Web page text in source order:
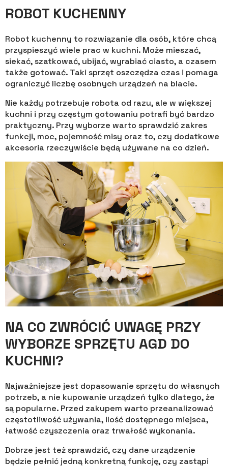
ROBOT KUCHENNY
Robot kuchenny to rozwiązanie dla osób, które chcą
przyspieszyć wiele prac w kuchni. Może mieszać,
siekać, szatkować, ubijać, wyrabiać ciasto, a czasem
także gotować. Taki sprzęt oszczędza czas i pomaga
ograniczyć liczbę osobnych urządzeń na blacie.
Nie każdy potrzebuje robota od razu, ale w większej
kuchni i przy częstym gotowaniu potrafi być bardzo
praktyczny. Przy wyborze warto sprawdzić zakres
funkcji, moc, pojemność misy oraz to, czy dodatkowe
akcesoria rzeczywiście będą używane na co dzień.
NA CO ZWRÓCIĆ UWAGĘ PRZY
WYBORZE SPRZĘTU AGD DO
KUCHNI?
Najważniejsze jest dopasowanie sprzętu do własnych
potrzeb, a nie kupowanie urządzeń tylko dlatego, że
są popularne. Przed zakupem warto przeanalizować
częstotliwość używania, ilość dostępnego miejsca,
łatwość czyszczenia oraz trwałość wykonania.
Dobrze jest też sprawdzić, czy dane urządzenie
będzie pełnić jedną konkretną funkcję, czy zastąpi